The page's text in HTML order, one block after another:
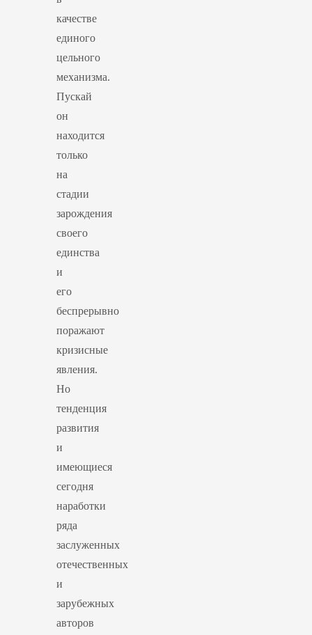
качестве
единого
цельного
механизма.
Пускай
он
находится
только
на
стадии
зарождения
своего
единства
и
его
беспрерывно
поражают
кризисные
явления.
Но
тенденция
развития
и
имеющиеся
сегодня
наработки
ряда
заслуженных
отечественных
и
зарубежных
авторов